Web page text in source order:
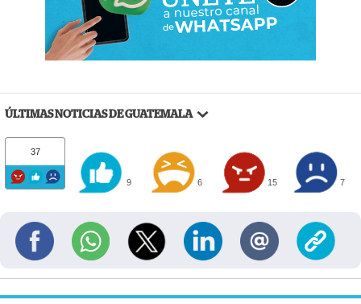
ÚLTIMAS NOTICIAS DE GUATEMALA
37
9 6 15 7